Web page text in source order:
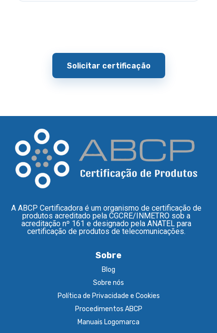
Solicitar certificação
A ABCP Certificadora é um organismo de certificação de
produtos acreditado pela CGCRE/INMETRO sob a
acreditação nº 161 e designado pela ANATEL para
certificação de produtos de telecomunicações.
Sobre
Blog
Sobre nós
Política de Privacidade e Cookies
Procedimentos ABCP
Manuais Logomarca